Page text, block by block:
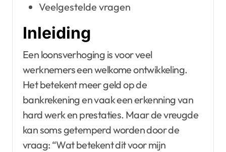
Veelgestelde vragen
Inleiding
Een loonsverhoging is voor veel
werknemers een welkome ontwikkeling.
Het betekent meer geld op de
bankrekening en vaak een erkenning van
hard werk en prestaties. Maar de vreugde
kan soms getemperd worden door de
vraag: “Wat betekent dit voor mijn